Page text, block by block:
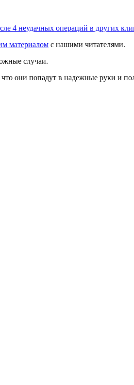
4 неудачных операций в других
материалом с нашими читателями.
случаи.
они попадут в надежные руки и